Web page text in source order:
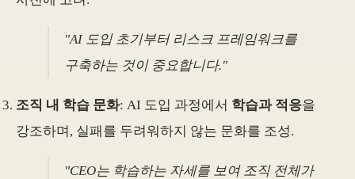
"AI 도입 초기부터 리스크 프레임워크를
구축하는 것이 중요합니다."
조직 내 학습 문화: AI 도입 과정에서 학습과 적응을
강조하며, 실패를 두려워하지 않는 문화를 조성.
"CEO는 학습하는 자세를 보여 조직 전체가